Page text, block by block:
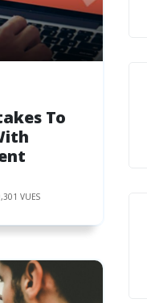
To
VUES